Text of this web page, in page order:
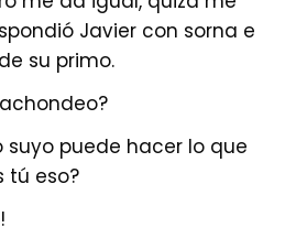
Javier con sorna e
su primo.
puede hacer lo que
tú eso?